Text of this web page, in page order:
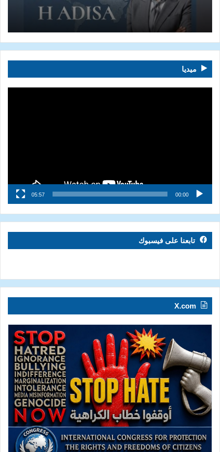
ميديا
00:00
05:57
تابعنا على فيسبوك
X.com